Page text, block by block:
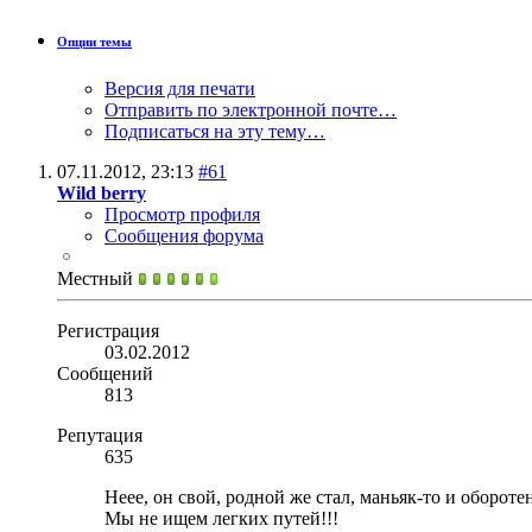
Опции темы
Версия для печати
Отправить по электронной почте…
Подписаться на эту тему…
07.11.2012, 23:13 #61
Wild berry
Просмотр профиля
Сообщения форума
Местный
Регистрация
03.02.2012
Сообщений
813
Репутация
635
Неее, он свой, родной же стал, маньяк-то и
Мы не ищем легких путей!!!